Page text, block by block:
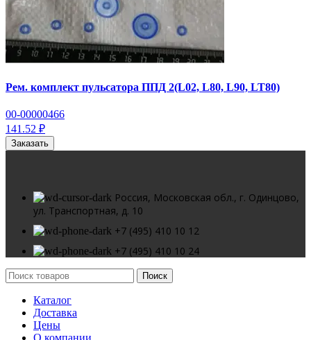
Рем. комплект пульсатора ППД 2(L02, L80, L90, LT80)
00-00000466
141.52 ₽
Заказать
Россия, Московская обл., г. Одинцово,
ул. Транспортная, д. 10
+7 (495) 410 10 12
+7 (495) 410 10 24
Поиск
Каталог
Доставка
Цены
О компании